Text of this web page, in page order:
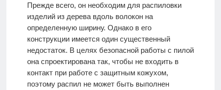
Прежде всего, он необходим для распиловки
изделий из дерева вдоль волокон на
определенную ширину. Однако в его
конструкции имеется один существенный
недостаток. В целях безопасной работы с пилой
она спроектирована так, чтобы не входить в
контакт при работе с защитным кожухом,
поэтому распил не может быть выполнен